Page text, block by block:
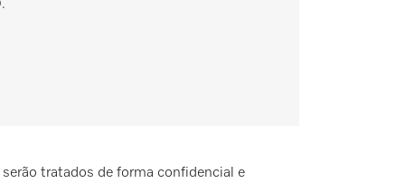
tratados de forma confidencial e